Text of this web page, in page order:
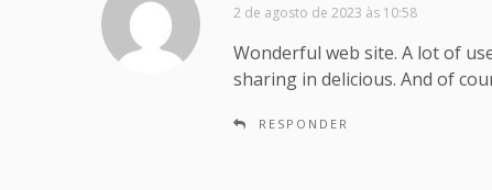
s
e
2 de agosto de 2023 às 10:58
Wonderful web site. A lot of
sharing in delicious. And of
RESPONDER